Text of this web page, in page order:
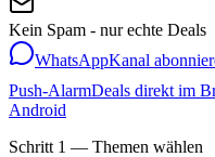
Kein Spam - nur echte Deals
WhatsAppKanal
Push-AlarmDeals direkt im
Android
Schritt 1 — Themen wählen